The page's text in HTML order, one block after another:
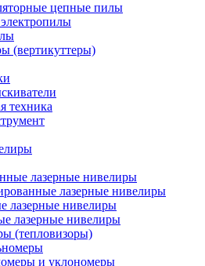
цепные пилы
(вертикуттеры)
техника
лазерные нивелиры
лазерные нивелиры
лазерные нивелиры
лазерные нивелиры
(тепловизоры)
и уклономеры